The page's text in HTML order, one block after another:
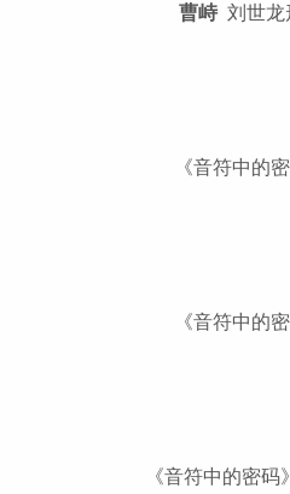
曹峙刘世龙
《音符中的
《音符中的
《音符中的密